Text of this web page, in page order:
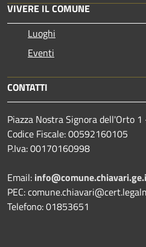
VIVERE IL COMUNE
Luoghi
Eventi
CONTATTI
Piazza Nostra Signora dell'Orto
Codice Fiscale: 00592160105
P.Iva: 00170160998
Email:
PEC:
Telefono: 01853651